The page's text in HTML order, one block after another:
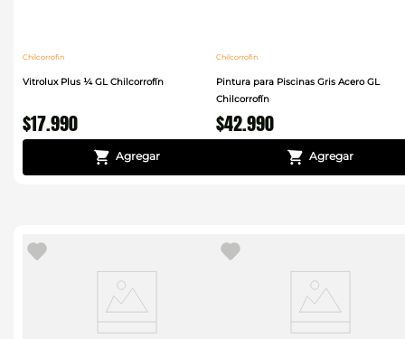
Chilcorrofin
Vitrolux Plus ¼ GL Chilcorrofín
$17.990
Chilcorrofin
Pintura para Piscinas Gris Acero GL
Chilcorrofín
$42.990